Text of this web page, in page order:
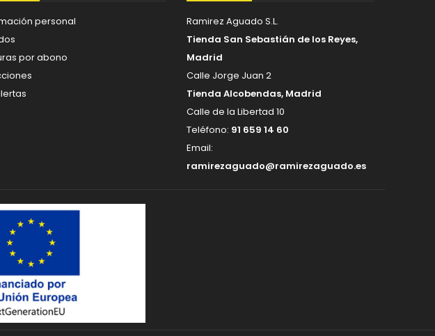
personal
por abono
Ramirez Aguado S.L.
Tienda San Sebastián de los Reyes,
Madrid
Calle Jorge Juan 2
Tienda Alcobendas, Madrid
Calle de la Libertad 10
Teléfono: 91 659 14 60
Email:
ramirezaguado@ramirezaguado.es